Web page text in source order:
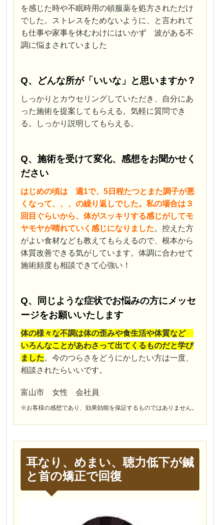
を感じた時や不眠時用の頓服薬を処方されただけ
でした。ストレスをためないように、と言われて
も仕事や家事を休むわけにはいかず 波がある不
調に悩まされていました
Q、どんな所が「いいな」と思いますか？
しっかりとカウセリングしていただき、自分にあ
った施術を提案してもらえる。気軽に質問でき
る。しっかり説明してもらえる。
Q、施術を受けて変化、感想をお聞かせく
ださい
はじめの頃は 週1で、5日程たつとまた調子が悪
くなって、、、の繰り返しでした。私の場合は３
回目ぐらいから、体がスッキリする感じがしてモ
ヤモヤが晴れていく感じになりました。控えた方
がよい食材なども教えてもらえるので、根本から
体質改善できる気がしています。体調に合わせて
施術頻度も相談できて心強い！
Q、同じような症状でお悩みの方にメッセ
ージをお願いいたします
体の様々な不調は体の歪みや食生活や体質など
いろんなことがあわさって出てくるものだと学び
ました。今のつらさをどうにかしたい方は一度、
相談されたらいいです。
富山市 女性 会社員
※お客様の感想であり、効果効能を保証するものではありません。
耳なり、めまい、聴力低下が鍼
と首の矯正で回復